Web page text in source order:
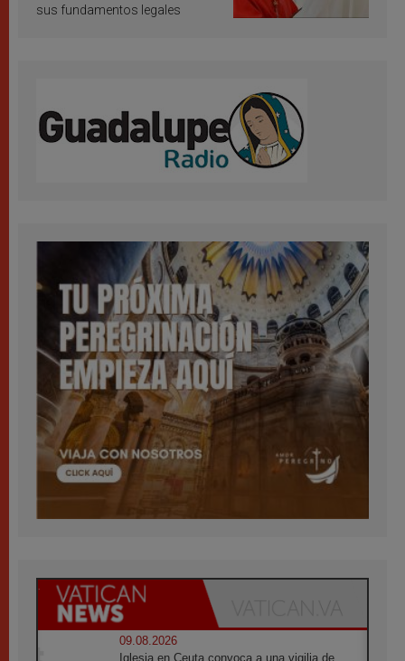
sus fundamentos legales
09.08.2026
Iglesia en Ceuta convoca a una vigilia de